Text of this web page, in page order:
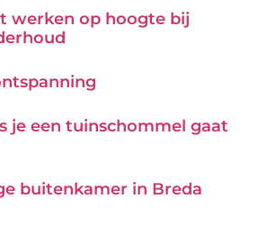
werken op hoogte bij
je een tuinschommel gaat
buitenkamer in Breda